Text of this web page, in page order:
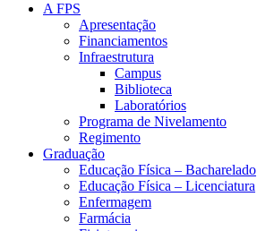
A FPS
Apresentação
Financiamentos
Infraestrutura
Campus
Biblioteca
Laboratórios
Programa de Nivelamento
Regimento
Graduação
Educação Física – Bacharelado
Educação Física – Licenciatura
Enfermagem
Farmácia